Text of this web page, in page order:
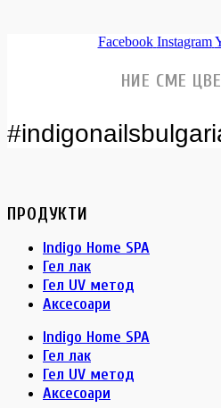
Facebook Instagram
НИЕ СМЕ
ПРОДУКТИ
Indigo Home SPA
Гел лак
Гел UV метод
Аксесоари
Indigo Home SPA
Гел лак
Гел UV метод
Аксесоари